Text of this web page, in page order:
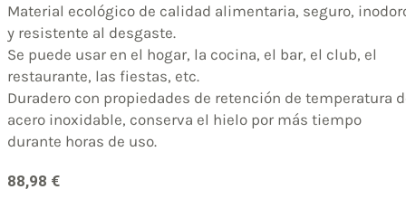
Material ecológico de calidad alimentaria, seguro,
y resistente al desgaste.
Se puede usar en el hogar, la cocina, el bar, el club, el
restaurante, las fiestas, etc.
Duradero con propiedades de retención de temperatura
acero inoxidable, conserva el hielo por más tiempo
durante horas de uso.
88,98 €